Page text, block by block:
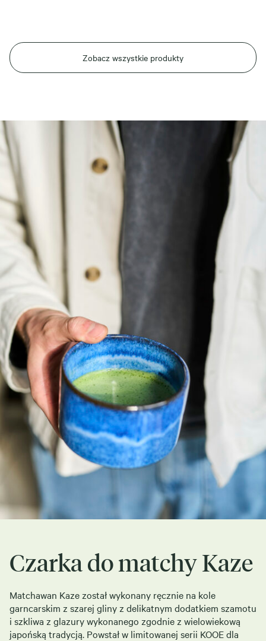
Zobacz wszystkie produkty
Czarka do matchy Kaze
Matchawan Kaze został wykonany ręcznie na kole
garncarskim z szarej gliny z delikatnym dodatkiem szamotu
i szkliwa z glazury wykonanego zgodnie z wielowiekową
japońską tradycją. Powstał w limitowanej serii KOOE dla